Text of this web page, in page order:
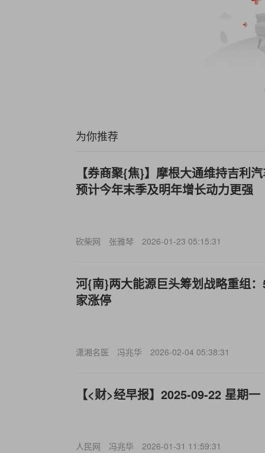
为你推荐
【券商聚{焦}】摩根大通维持吉利
预计今年末季及明年增长动力更强
砍柴网 张雅琴 2026-01-23 05:15:31
河{南}两大能源巨头筹划战略重组
家涨停
潇湘名医 冯兆华 2026-02-04 05:38:31
【<财>经早报】2025-09-22 星期一
人民网 冯兆华 2026-01-31 11:59:31